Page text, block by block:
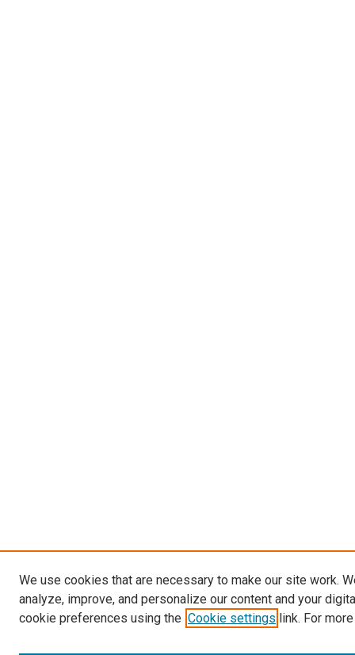
We use cookies that are necessary to make our site work.
analyze, improve, and personalize our content and your
cookie preferences using the Cookie settings link. For